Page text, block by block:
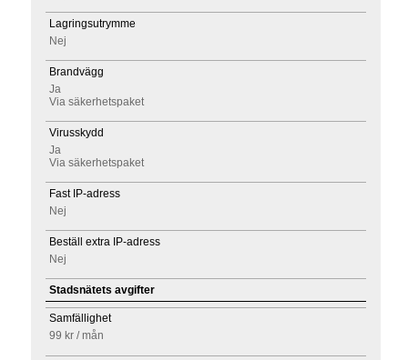
Lagringsutrymme
Nej
Brandvägg
Ja
Via säkerhetspaket
Virusskydd
Ja
Via säkerhetspaket
Fast IP-adress
Nej
Beställ extra IP-adress
Nej
Stadsnätets avgifter
Samfällighet
99 kr/ mån